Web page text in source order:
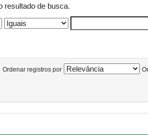
resultado de busca.
Ordenar registros por